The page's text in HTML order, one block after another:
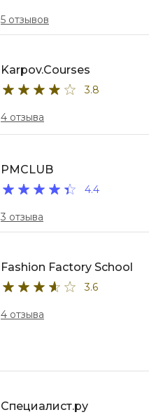
5 отзывов
Karpov.Courses
3.8
4 отзыва
PMCLUB
4.4
3 отзыва
Fashion Factory School
3.6
4 отзыва
Специалист.ру